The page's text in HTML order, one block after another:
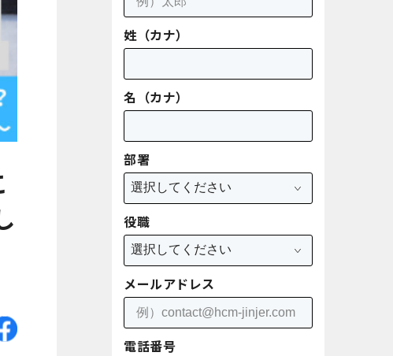
姓（カナ）
名（カナ）
部署
役職
メールアドレス
電話番号